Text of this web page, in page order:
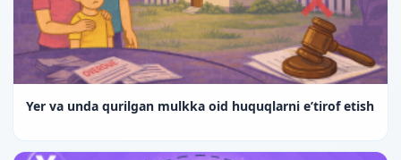
Yer va unda qurilgan mulkka oid huquqlarni e’tirof etish